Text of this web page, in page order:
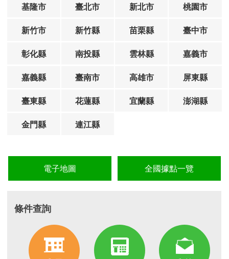
電子地圖 全國據點一覽
基隆市 臺北市 新北市
桃園市
新竹市
新竹縣 苗栗縣
臺中市
彰化縣
南投縣 雲林縣
嘉義市
嘉義縣
臺南市 高雄市
屏東縣
臺東縣
花蓮縣 宜蘭縣
澎湖縣
金門縣
連江縣
條件查詢